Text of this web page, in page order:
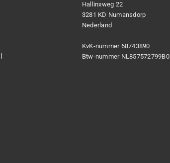
Hallinxweg 22
3281 KD Numansdorp
Nederland
KvK-nummer 68743890
Btw-nummer